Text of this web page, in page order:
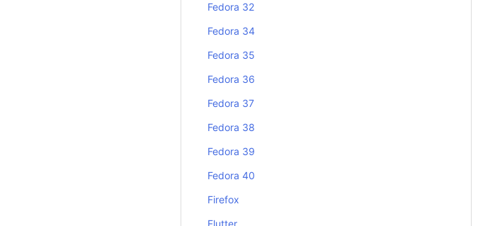
Fedora 32
Fedora 34
Fedora 35
Fedora 36
Fedora 37
Fedora 38
Fedora 39
Fedora 40
Firefox